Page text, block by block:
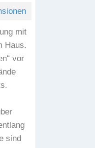
mit
Haus.
vor
sind